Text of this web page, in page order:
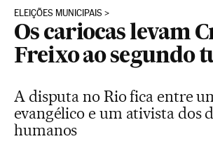
ELEIÇÕES MUNICIPAIS
Os cariocas levam
Freixo ao segundo
A disputa no Rio fica entre
evangélico e um ativista dos
humanos